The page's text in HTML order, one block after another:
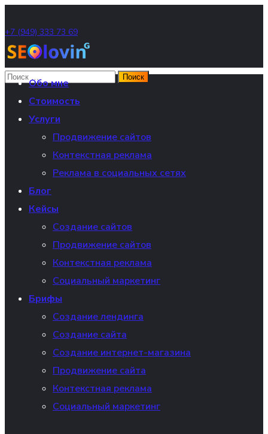
+7 (949) 333 73 69
Обо мне
Стоимость
Услуги
Продвижение сайтов
Контекстная реклама
Реклама в социальных сетях
Блог
Кейсы
Создание сайтов
Продвижение сайтов
Контекстная реклама
Социальный маркетинг
Брифы
Создание лендинга
Создание сайта
Создание интернет-магазина
Продвижение сайта
Контекстная реклама
Социальный маркетинг